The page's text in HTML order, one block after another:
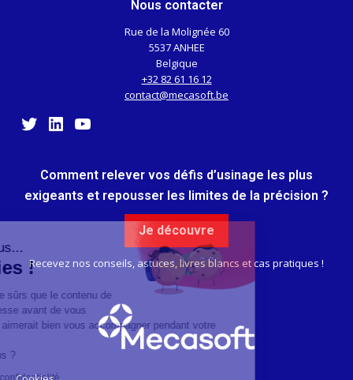
Nous contacter
Rue de la Molignée 60
5537 ANHEE
Belgique
+32 82 61 16 12
contact@mecasoft.be
Twitter
LinkedIn
Comment relever vos défis d’usinage les plus
exigeants et repousser les limites de la précision ?
Je découvre
Recevez nos conseils, astuces, livres blancs et cas pratiques !
Continuer sans accepter
Salut c'est nous...
les Cookies !
On a attendu d'être sûrs que le contenu de
ce site vous intéresse avant de vous
déranger, mais on aimerait bien vous accompagner pendant votre
Lire la politique de confidentialité